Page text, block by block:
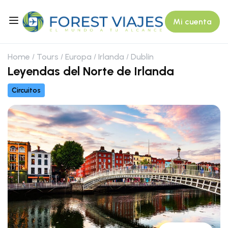
Mi cuenta
Home Tours Europa Irlanda Dublín
Leyendas del Norte de Irlanda
Circuitos